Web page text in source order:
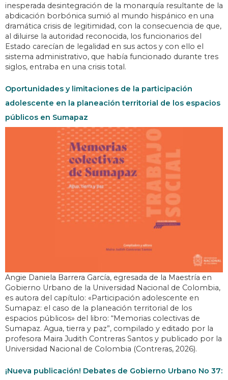
inesperada desintegración de la monarquía resultante de la
abdicación borbónica sumió al mundo hispánico en una
dramática crisis de legitimidad, con la consecuencia de que,
al diluirse la autoridad reconocida, los funcionarios del
Estado carecían de legalidad en sus actos y con ello el
sistema administrativo, que había funcionado durante tres
siglos, entraba en una crisis total.
Oportunidades y limitaciones de la participación
adolescente en la planeación territorial de los espacios
públicos en Sumapaz
Angie Daniela Barrera García, egresada de la Maestría en
Gobierno Urbano de la Universidad Nacional de Colombia,
es autora del capítulo: «Participación adolescente en
Sumapaz: el caso de la planeación territorial de los
espacios públicos» del libro: “Memorias colectivas de
Sumapaz. Agua, tierra y paz”, compilado y editado por la
profesora Maira Judith Contreras Santos y publicado por la
Universidad Nacional de Colombia (Contreras, 2026).
¡Nueva publicación! Debates de Gobierno Urbano No 37: